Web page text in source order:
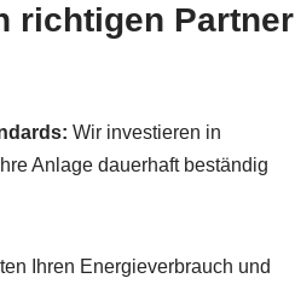
richtigen Partner
Wir investieren in
Anlage dauerhaft beständig
Ihren Energieverbrauch und